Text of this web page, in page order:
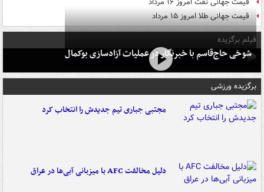
قیمت جهانی طلا امروز ۱۵ مرداد
فیلم برگزیده
شوخی حاج‌قاسم با خبرنگار در عملیات آزادسازی بوکمال
برگزیده ورزشی
مجتبی جباری تیم جدیدش را انتخاب کرد
دلیل مخالفت AFC با میزبانی آبی‌ها در عراق